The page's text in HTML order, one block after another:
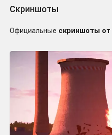
Скриншоты
Официальные скриншоты от